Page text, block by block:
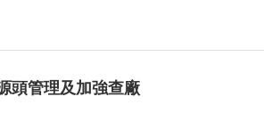
頭管理及加強查廠